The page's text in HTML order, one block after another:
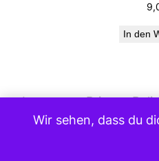
In den
ImpressumPrivacy
Wir sehen, dass du